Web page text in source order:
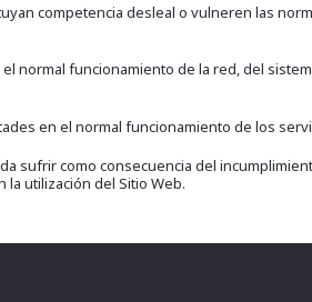
competencia desleal o vulneren las
funcionamiento de la red, del
en el normal funcionamiento de los
sufrir como consecuencia del
utilización del Sitio Web.